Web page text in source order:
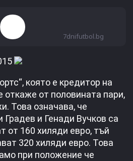
7dnifutbol.bg
която е кредитор на
откаже от половината пари,
Това означава, че
и Генади Вучков са
от 160 хиляди евро, тъй
320 хиляди евро. Това
при положение че